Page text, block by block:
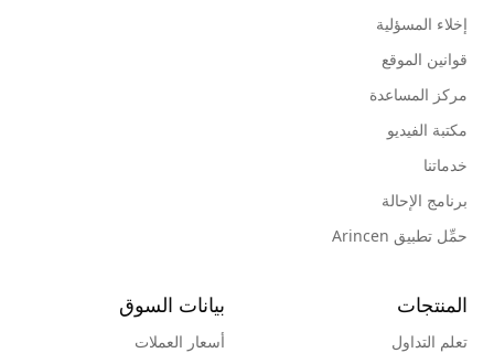
إخلاء المسؤلية
قوانين الموقع
مركز المساعدة
مكتبة الفيديو
خدماتنا
برنامج الإحالة
حمِّل تطبيق Arincen
المنتجات
تعلم التداول
بيانات السوق
أسعار العملات